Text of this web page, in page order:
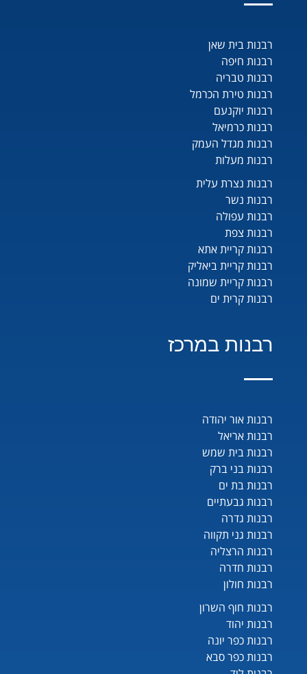
רבנות בית שאן
רבנות חיפה
רבנות טבריה
רבנות טירת הכרמל
רבנות יוקנעם
רבנות כרמיאל
רבנות מגדל העמק
רבנות מעלות
רבנות נצרת עלית
רבנות נשר
רבנות עפולה
רבנות צפת
רבנות קריית אתא
רבנות קריית ביאליק
רבנות קריית שמונה
רבנות קרית ים
רבנות במרכז
רבנות אור יהודה
רבנות אריאל
רבנות בית שמש
רבנות בני ברק
רבנות בת ים
רבנות גבעתיים
רבנות גדרה
רבנות גני תקווה
רבנות הרצליה
רבנות חדרה
רבנות חולון
רבנות חוף השרון
רבנות יהוד
רבנות כפר יונה
רבנות כפר סבא